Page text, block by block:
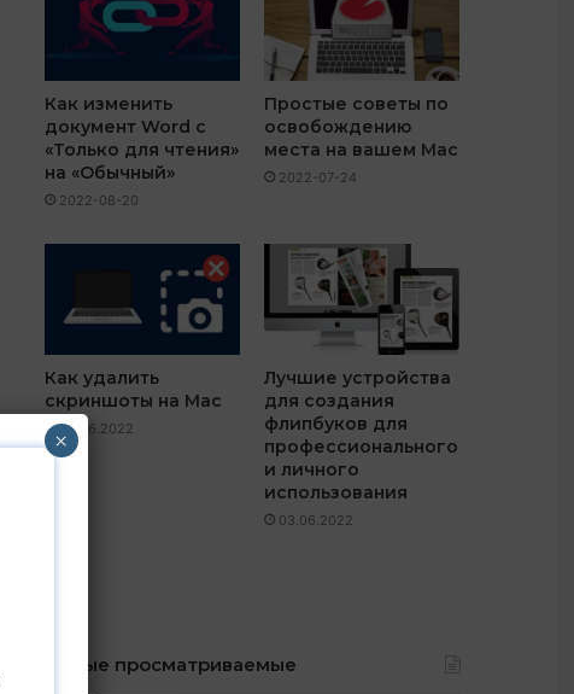
Как изменить
документ Word с
«Только для чтения»
на «Обычный»
2022-08-20
Простые советы по
освобождению
места на вашем Mac
2022-07-24
Как удалить
скриншоты на Mac
24.06.2022
Лучшие устройства
для создания
флипбуков для
профессионального
и личного
использования
03.06.2022
Самые просматриваемые
×